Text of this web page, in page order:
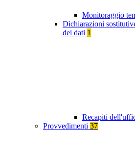
Monitoraggio
Dichiarazioni
dei dati 1
Recapiti
Provvedimenti 37